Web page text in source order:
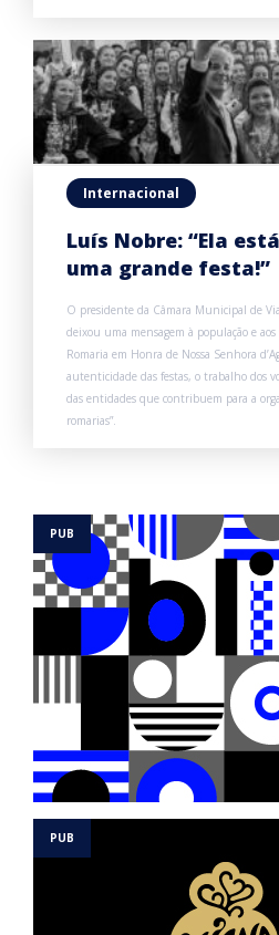
Internacional
Luís Nobre: “Ela
uma grande festa!”
O presidente da Câmara Municipal de
deixou uma mensagem à população e
Romaria em Honra de Nossa Senhora
autenticidade das festas, o trabalho dos
das entidades que contribuem para a
romarias”.